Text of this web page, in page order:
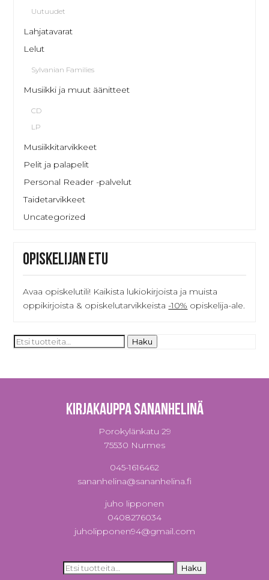
Uutuudet
Lahjatavarat
Lelut
Sylvanian Families
Musiikki ja muut äänitteet
CD
LP
Musiikkitarvikkeet
Pelit ja palapelit
Personal Reader -palvelut
Taidetarvikkeet
Uncategorized
Opiskelijan etu
Avaa opiskelutili! Kaikista lukiokirjoista ja muista
oppikirjoista & opiskelutarvikkeista -10% opiskelija-ale.
Etsi: Haku
Kirjakauppa Sananhelinä
Porokylänkatu 29
75530 Nurmes
045-1616462
sananhelina@sananhelina.fi
juho lipponen
0408276034
juholipponen94@gmail.com
Etsi: Haku